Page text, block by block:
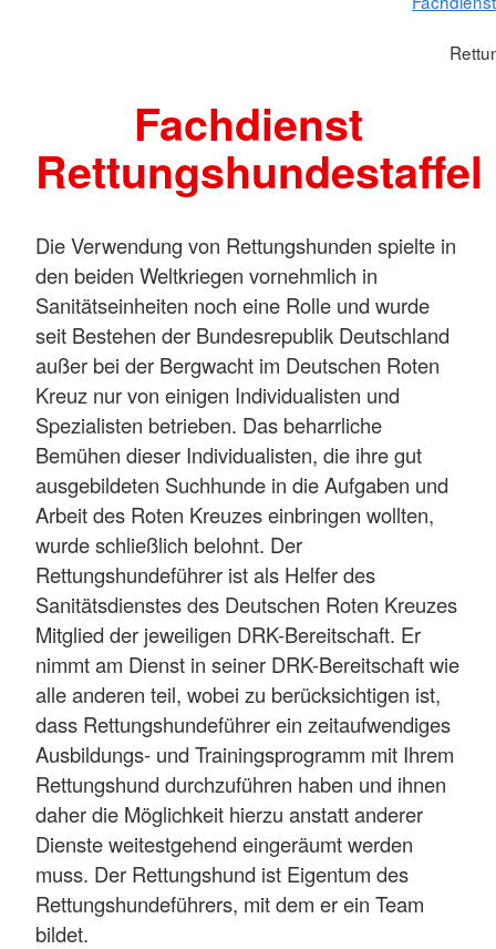
Fachdienst
Rettungshundestaffel
Die Verwendung von Rettungshunden spielte in
den beiden Weltkriegen vornehmlich in
Sanitätseinheiten noch eine Rolle und wurde
seit Bestehen der Bundesrepublik Deutschland
außer bei der Bergwacht im Deutschen Roten
Kreuz nur von einigen Individualisten und
Spezialisten betrieben. Das beharrliche
Bemühen dieser Individualisten, die ihre gut
ausgebildeten Suchhunde in die Aufgaben und
Arbeit des Roten Kreuzes einbringen wollten,
wurde schließlich belohnt. Der
Rettungshundeführer ist als Helfer des
Sanitätsdienstes des Deutschen Roten Kreuzes
Mitglied der jeweiligen DRK-Bereitschaft. Er
nimmt am Dienst in seiner DRK-Bereitschaft wie
alle anderen teil, wobei zu berücksichtigen ist,
dass Rettungshundeführer ein zeitaufwendiges
Ausbildungs- und Trainingsprogramm mit Ihrem
Rettungshund durchzuführen haben und ihnen
daher die Möglichkeit hierzu anstatt anderer
Dienste weitestgehend eingeräumt werden
muss. Der Rettungshund ist Eigentum des
Rettungshundeführers, mit dem er ein Team
bildet.